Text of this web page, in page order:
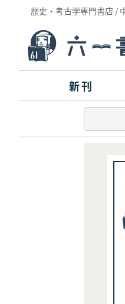
歴史・考古学専門書店 /
新刊